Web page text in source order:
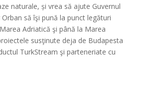
naturale, și vrea să ajute Guvernul
să îşi pună la punct legături
Adriatică şi până la Marea
susţinute deja de Budapesta
TurkStream şi parteneriate cu